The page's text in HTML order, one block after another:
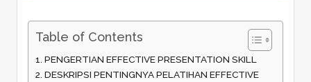
Table of Contents
PENGERTIAN EFFECTIVE PRESENTATION SKILL
DESKRIPSI PENTINGNYA PELATIHAN EFFECTIVE